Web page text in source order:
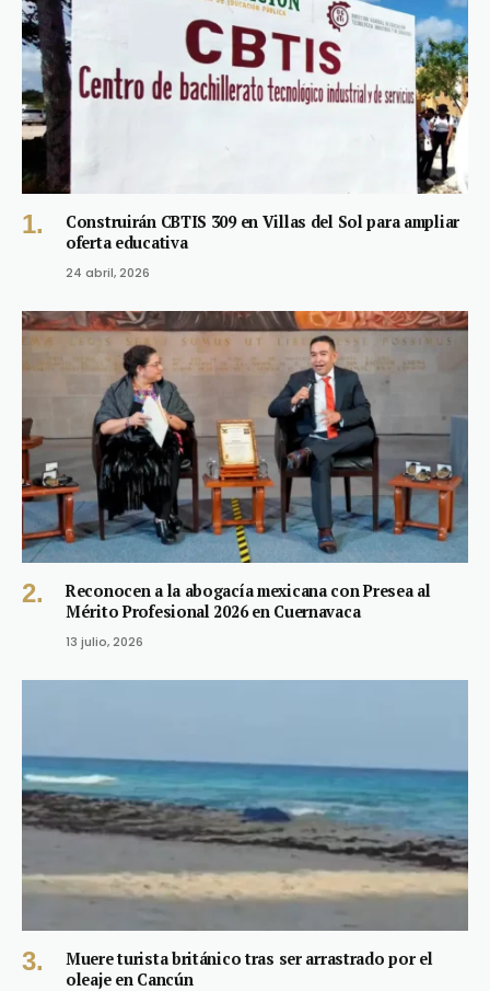
Construirán CBTIS 309 en Villas del Sol para ampliar
oferta educativa
24 abril, 2026
Reconocen a la abogacía mexicana con Presea al
Mérito Profesional 2026 en Cuernavaca
13 julio, 2026
Muere turista británico tras ser arrastrado por el
oleaje en Cancún